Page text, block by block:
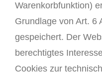
Warenkorbfunktion)
Grundlage von Art. 6
gespeichert. Der
berechtigtes
Cookies zur